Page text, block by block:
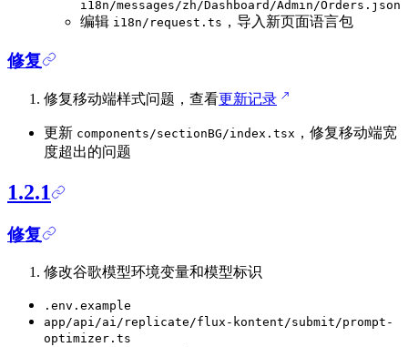
i18n/messages/zh/Dashboard/Admin/Orders.json
编辑 i18n/request.ts ，导入新页面语言包
修复
修复移动端样式问题，查看更新记录
更新 components/sectionBG/index.tsx ，修复移动端宽
度超出的问题
1.2.1
修复
修改谷歌模型环境变量和模型标识
.env.example
app/api/ai/replicate/flux-kontent/submit/prompt-
optimizer.ts